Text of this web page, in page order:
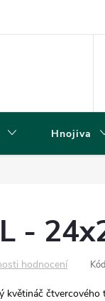
Hnojiva
-
hodnocení